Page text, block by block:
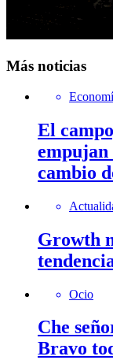
Más noticias
El
empujan
cambio
Growth
Ocio
Che
Bravo